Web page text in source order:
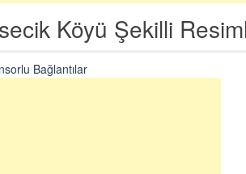
Köyü Şekilli
Bağlantılar